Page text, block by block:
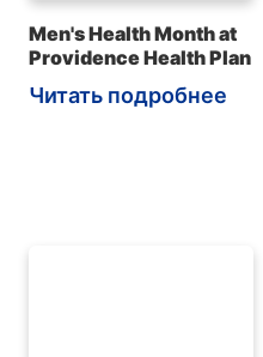
Men's Health Month at
Providence Health Plan
Читать подробнее